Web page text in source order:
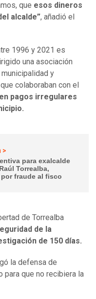
que esos dineros
alcalde”, añadió el
1996 y 2021 es
una asociación
y
colaboraban con el
pagos irregulares
>
para exalcalde
Torrealba,
fraude al fisco
de Torrealba
de la
de 150 días.
la defensa de
para que no recibiera la